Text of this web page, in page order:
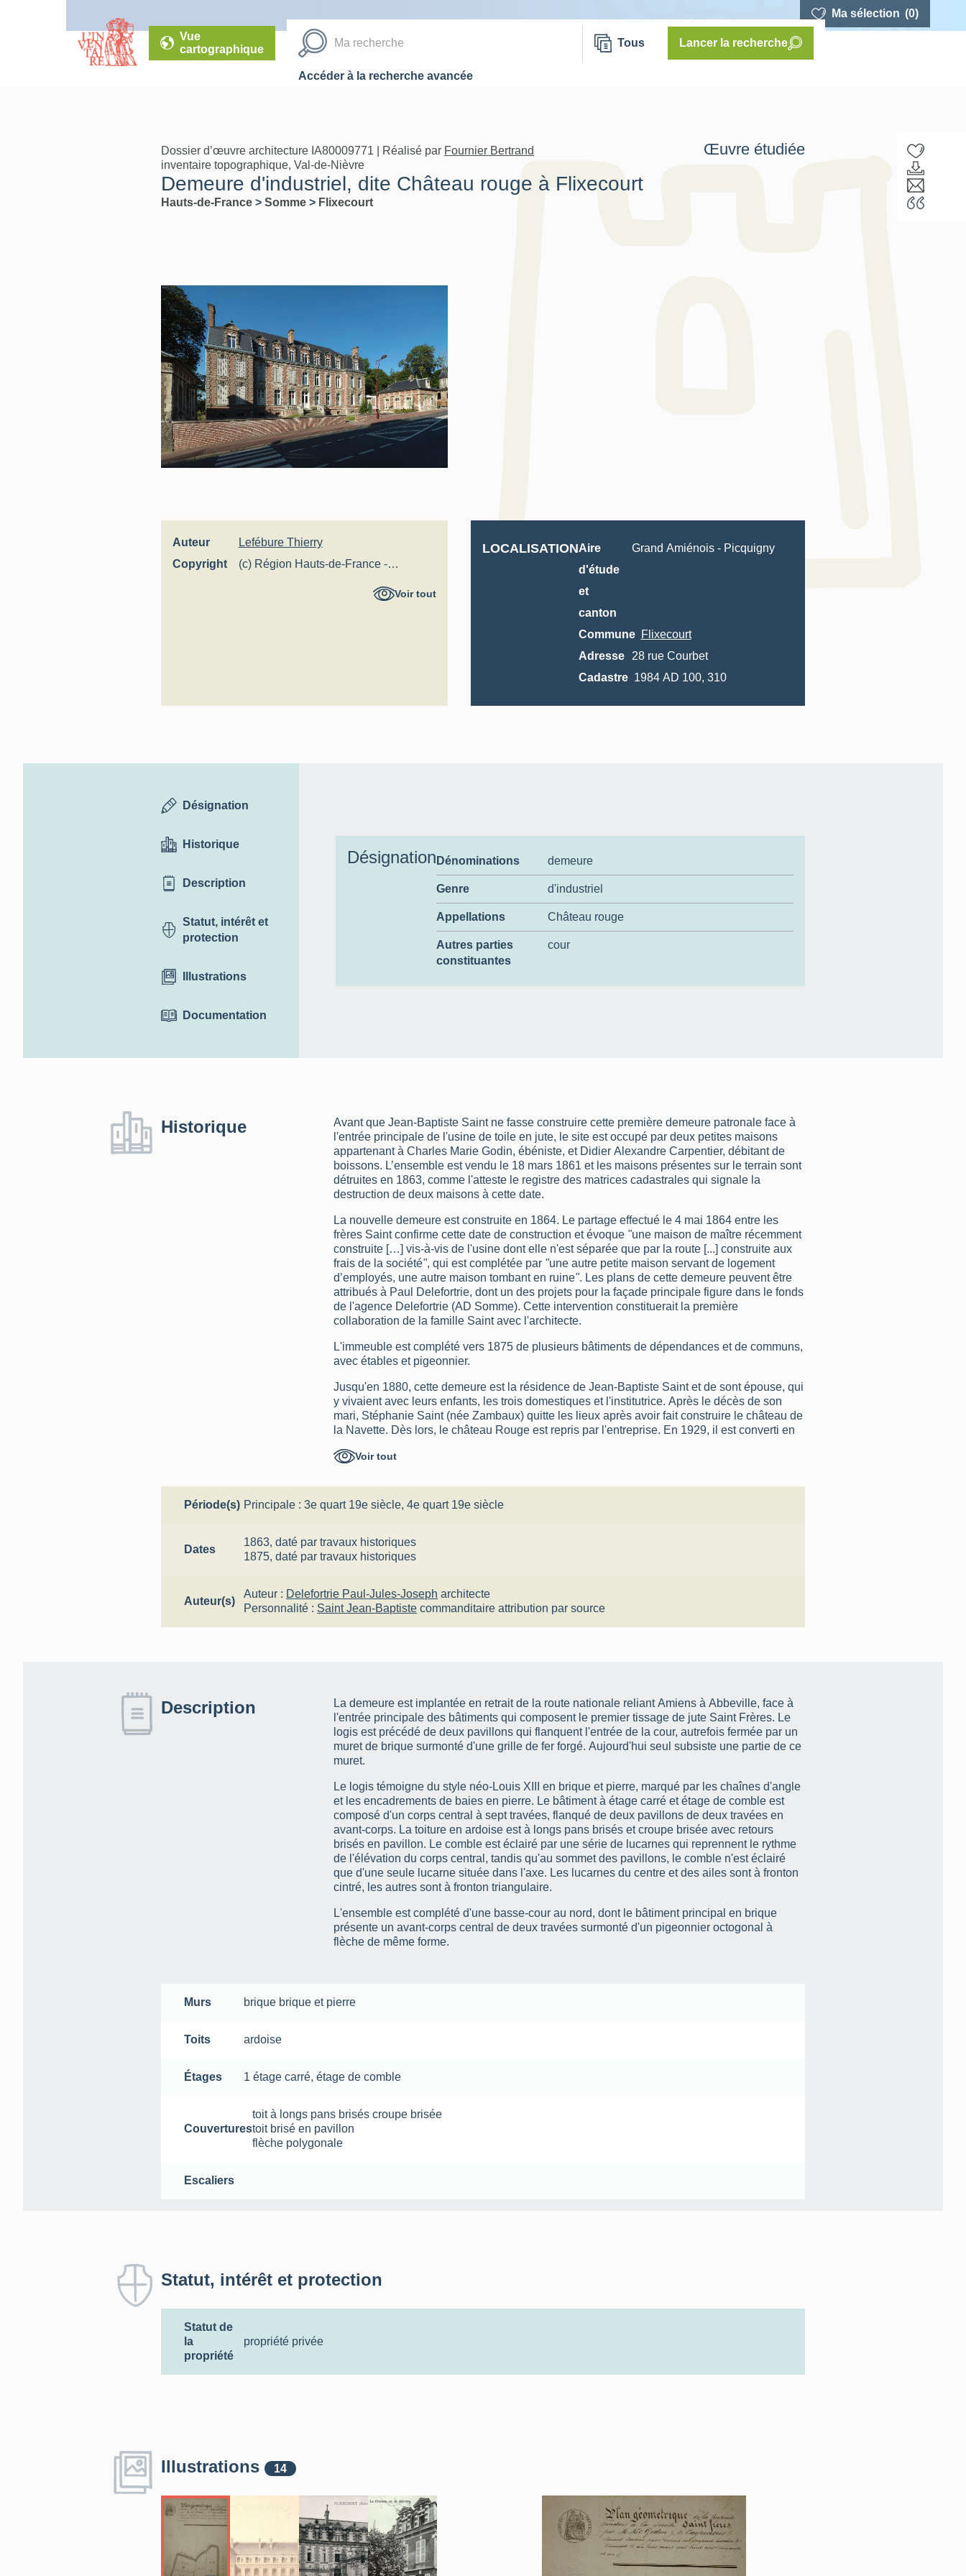
Ma sélection (0)
Vue
cartographique
Tous Lancer la recherche
Accéder à la recherche avancée
Dossier d’œuvre architecture IA80009771 | Réalisé par Fournier Bertrand
inventaire topographique, Val-de-Nièvre
Demeure d'industriel, dite Château rouge à Flixecourt
Hauts-de-France > Somme > Flixecourt
Œuvre étudiée
Auteur
Lefébure Thierry
Copyright
(c) Région Hauts-de-France -
Voir tout
LOCALISATIONAire
d'étude
et
canton
Grand Amiénois - Picquigny
Commune
Flixecourt
Adresse
28 rue Courbet
Cadastre
1984 AD 100, 310
Désignation
Historique
Description
Statut, intérêt et
protection
Illustrations
Documentation
Désignation Dénominations demeure
Genre d'industriel
Appellations Château rouge
Autres parties
constituantes
cour
Historique
Avant que Jean-Baptiste Saint ne fasse construire cette première demeure patronale face à
l'entrée principale de l'usine de toile en jute, le site est occupé par deux petites maisons
appartenant à Charles Marie Godin, ébéniste, et Didier Alexandre Carpentier, débitant de
boissons. L’ensemble est vendu le 18 mars 1861 et les maisons présentes sur le terrain sont
détruites en 1863, comme l'atteste le registre des matrices cadastrales qui signale la
destruction de deux maisons à cette date.
La nouvelle demeure est construite en 1864. Le partage effectué le 4 mai 1864 entre les
frères Saint confirme cette date de construction et évoque "une maison de maître récemment
construite […] vis-à-vis de l'usine dont elle n'est séparée que par la route [...] construite aux
frais de la société", qui est complétée par "une autre petite maison servant de logement
d’employés, une autre maison tombant en ruine". Les plans de cette demeure peuvent être
attribués à Paul Delefortrie, dont un des projets pour la façade principale figure dans le fonds
de l'agence Delefortrie (AD Somme). Cette intervention constituerait la première
collaboration de la famille Saint avec l'architecte.
L'immeuble est complété vers 1875 de plusieurs bâtiments de dépendances et de communs,
avec étables et pigeonnier.
Jusqu'en 1880, cette demeure est la résidence de Jean-Baptiste Saint et de sont épouse, qui
y vivaient avec leurs enfants, les trois domestiques et l'institutrice. Après le décès de son
mari, Stéphanie Saint (née Zambaux) quitte les lieux après avoir fait construire le château de
la Navette. Dès lors, le château Rouge est repris par l'entreprise. En 1929, il est converti en
l'entreprise, ainsi que la crèche installée à partir de 1937.
Voir tout
Période(s) Principale :3e quart 19e siècle,4e quart 19e siècle
Dates
1863,daté par travaux historiques
1875,daté par travaux historiques
Auteur(s)
Auteur : Delefortrie Paul-Jules-Joseph architecte
Personnalité : Saint Jean-Baptiste commanditaire attribution par source
Description
La demeure est implantée en retrait de la route nationale reliant Amiens à Abbeville, face à
l'entrée principale des bâtiments qui composent le premier tissage de jute Saint Frères. Le
logis est précédé de deux pavillons qui flanquent l'entrée de la cour, autrefois fermée par un
muret de brique surmonté d'une grille de fer forgé. Aujourd'hui seul subsiste une partie de ce
muret.
Le logis témoigne du style néo-Louis XIII en brique et pierre, marqué par les chaînes d'angle
et les encadrements de baies en pierre. Le bâtiment à étage carré et étage de comble est
composé d'un corps central à sept travées, flanqué de deux pavillons de deux travées en
avant-corps. La toiture en ardoise est à longs pans brisés et croupe brisée avec retours
brisés en pavillon. Le comble est éclairé par une série de lucarnes qui reprennent le rythme
de l'élévation du corps central, tandis qu'au sommet des pavillons, le comble n'est éclairé
que d'une seule lucarne située dans l'axe. Les lucarnes du centre et des ailes sont à fronton
cintré, les autres sont à fronton triangulaire.
L'ensemble est complété d'une basse-cour au nord, dont le bâtiment principal en brique
présente un avant-corps central de deux travées surmonté d'un pigeonnier octogonal à
flèche de même forme.
Murs brique brique et pierre
Toits ardoise
Étages 1 étage carré,étage de comble
Couvertures
toit à longs pans brisés croupe brisée
toit brisé en pavillon
flèche polygonale
Escaliers
Statut, intérêt et protection
Statut de
la
propriété
propriété privée
Illustrations 14